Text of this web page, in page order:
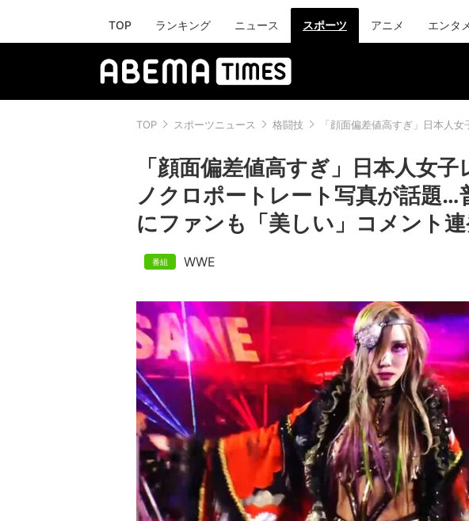
TOP ランキング ニュース スポーツ アニメ エンタ
TOP スポーツニュース 格闘技 「顔面偏差値高すぎ」日本人
「顔面偏差値高すぎ」日本人女
ノクロポートレート写真が話題…
にファンも「美しい」コメント
WWE